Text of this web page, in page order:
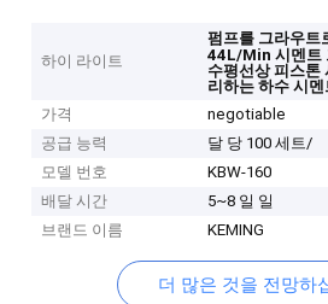
하이 라이트
펌프를 그라우
44L/Min 시멘트
수평선상 피스톤
리하는 하수 시멘
가격
negotiable
공급 능력
달 당 100 세트/
모델 번호
KBW-160
배달 시간
5~8 일 일
브랜드 이름
KEMING
더 많은 것을 전망하